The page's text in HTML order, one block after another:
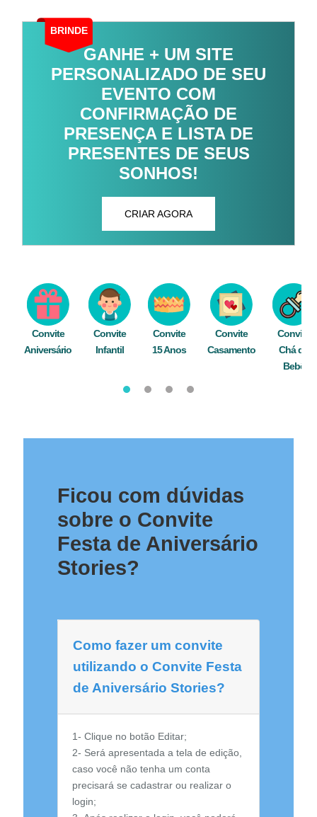
BRINDE
GANHE + UM SITE
PERSONALIZADO DE SEU
EVENTO COM
CONFIRMAÇÃO DE
PRESENÇA E LISTA DE
PRESENTES DE SEUS
SONHOS!
CRIAR AGORA
Convite
Aniversário
Convite
Infantil
Convite
15 Anos
Convite
Casamento
Convite
Chá de
Bebê
Ficou com dúvidas
sobre o Convite
Festa de Aniversário
Stories?
Como fazer um convite
utilizando o Convite Festa
de Aniversário Stories?
1- Clique no botão Editar;
2- Será apresentada a tela de edição,
caso você não tenha um conta
precisará se cadastrar ou realizar o
login;